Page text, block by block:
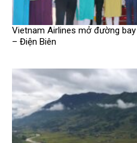
Vietnam Airlines mở đường
– Điện Biên